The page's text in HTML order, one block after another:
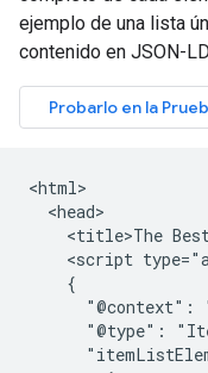
ejemplo de una lista
contenido en JSON-
<html>
  <head>
<title>The
<script
    {
"@context":
"@type":